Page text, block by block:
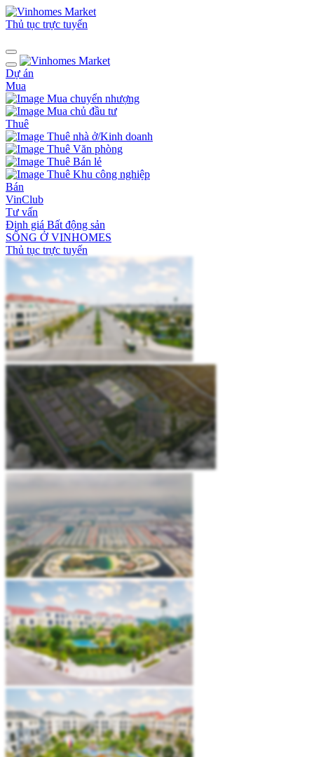
Thủ tục trực tuyến
Dự án
Mua
Mua chuyển nhượng
Mua chủ đầu tư
Thuê
Thuê nhà ở/Kinh doanh
Thuê Văn phòng
Thuê Bán lẻ
Thuê Khu công nghiệp
Bán
VinClub
Tư vấn
Định giá Bất động sản
SỐNG Ở VINHOMES
Thủ tục trực tuyến